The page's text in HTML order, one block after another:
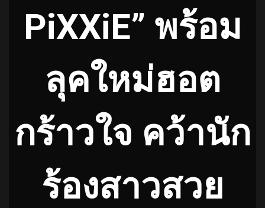
PiXXiE” พร้อม
ลุคใหม่ฮอต
กร้าวใจ คว้านัก
ร้องสาวสวย